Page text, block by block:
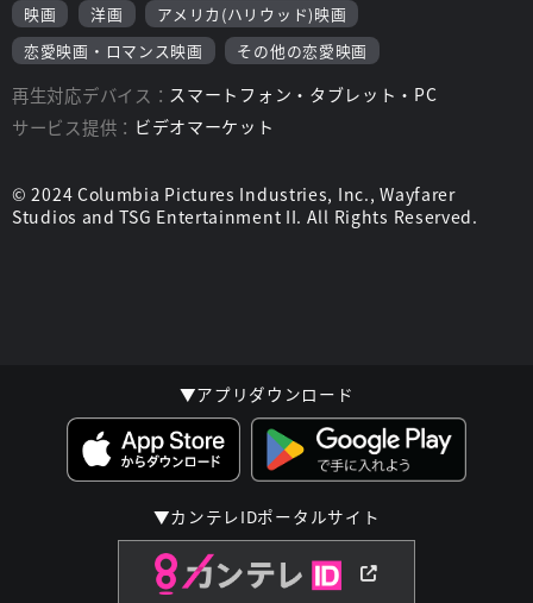
映画 洋画
アメリカ(ハリウッド)映画
恋愛映画・ロマンス映画
その他の恋愛映画
再生対応デバイス： スマートフォン・タブレット・PC
サービス提供： ビデオマーケット
© 2024 Columbia Pictures Industries, Inc., Wayfarer
Studios and TSG Entertainment II. All Rights Reserved.
▼アプリダウンロード
▼カンテレIDポータルサイト